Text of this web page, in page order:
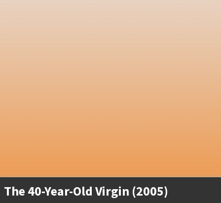
The 40-Year-Old Virgin (2005)